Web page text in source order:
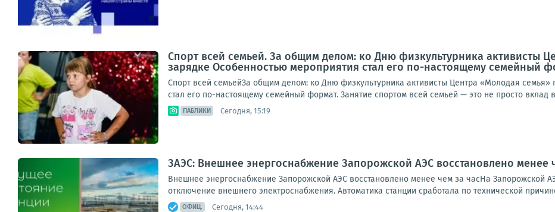
Спорт всей семьей. За общим делом: ко Дню физкультурника активисты
зарядке Особенностью мероприятия стал его по-настоящему семейный
Спорт всей семьейЗа общим делом: ко Дню физкультурника активисты Центра «Молодая
стал его по-настоящему семейный формат. Занятие спортом всей семьей — это не просто вклад
ПАБЛИКИ Сегодня, 15:19
ЗАЭС: Внешнее энергоснабжение Запорожской АЭС восстановлено менее
Внешнее энергоснабжение Запорожской АЭС восстановлено менее чем за часНа Запорожской
отключение внешнего электроснабжения. Автоматика станции сработала по технической
ОФИЦ. Сегодня, 14:44